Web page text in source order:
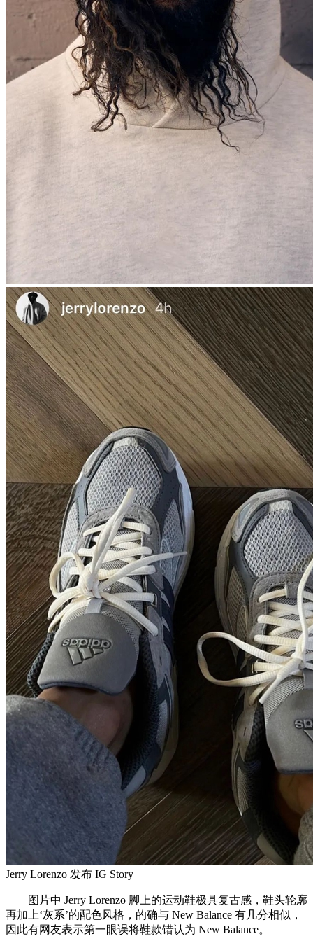
Jerry Lorenzo 发布 IG Story
图片中 Jerry Lorenzo 脚上的运动鞋极具复古感，鞋头轮廓
再加上‘灰系’的配色风格，的确与 New Balance 有几分相似，
因此有网友表示第一眼误将鞋款错认为 New Balance。